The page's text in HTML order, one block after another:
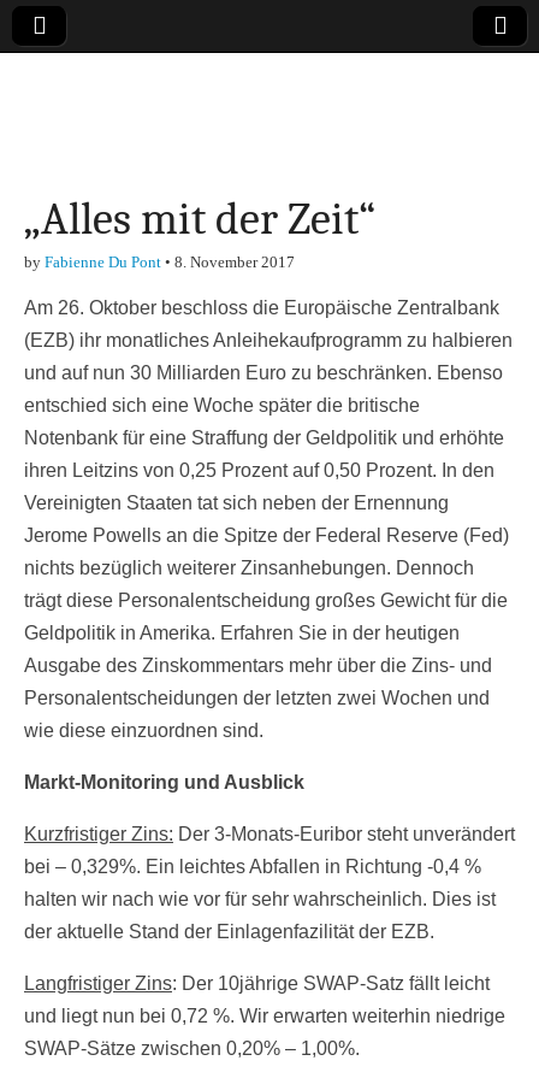
Finanzen,
Marketing-, Vertrieb-
& Investment-Tipps
„Alles mit der Zeit“
by Fabienne Du Pont • 8. November 2017
Am 26. Oktober beschloss die Europäische Zentralbank
(EZB) ihr monatliches Anleihekaufprogramm zu halbieren
und auf nun 30 Milliarden Euro zu beschränken. Ebenso
entschied sich eine Woche später die britische
Notenbank für eine Straffung der Geldpolitik und erhöhte
ihren Leitzins von 0,25 Prozent auf 0,50 Prozent. In den
Vereinigten Staaten tat sich neben der Ernennung
Jerome Powells an die Spitze der Federal Reserve (Fed)
nichts bezüglich weiterer Zinsanhebungen. Dennoch
trägt diese Personalentscheidung großes Gewicht für die
Geldpolitik in Amerika. Erfahren Sie in der heutigen
Ausgabe des Zinskommentars mehr über die Zins- und
Personalentscheidungen der letzten zwei Wochen und
wie diese einzuordnen sind.
Markt-Monitoring und Ausblick
Kurzfristiger Zins: Der 3-Monats-Euribor steht unverändert
bei – 0,329%. Ein leichtes Abfallen in Richtung -0,4 %
halten wir nach wie vor für sehr wahrscheinlich. Dies ist
der aktuelle Stand der Einlagenfazilität der EZB.
Langfristiger Zins: Der 10jährige SWAP-Satz fällt leicht
und liegt nun bei 0,72 %. Wir erwarten weiterhin niedrige
SWAP-Sätze zwischen 0,20% – 1,00%.